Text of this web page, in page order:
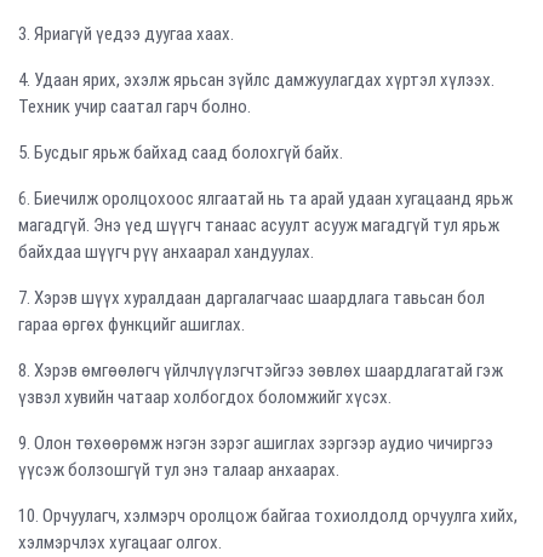
3. Яриагүй үедээ дуугаа хаах.
4. Удаан ярих, эхэлж ярьсан зүйлс дамжуулагдах хүртэл хүлээх.
Техник учир саатал гарч болно.
5. Бусдыг ярьж байхад саад болохгүй байх.
6. Биечилж оролцохоос ялгаатай нь та арай удаан хугацаанд ярьж
магадгүй. Энэ үед шүүгч танаас асуулт асууж магадгүй тул ярьж
байхдаа шүүгч рүү анхаарал хандуулах.
7. Хэрэв шүүх хуралдаан даргалагчаас шаардлага тавьсан бол
гараа өргөх функцийг ашиглах.
8. Хэрэв өмгөөлөгч үйлчлүүлэгчтэйгээ зөвлөх шаардлагатай гэж
үзвэл хувийн чатаар холбогдох боломжийг хүсэх.
9. Олон төхөөрөмж нэгэн зэрэг ашиглах зэргээр аудио чичиргээ
үүсэж болзошгүй тул энэ талаар анхаарах.
10. Орчуулагч, хэлмэрч оролцож байгаа тохиолдолд орчуулга хийх,
хэлмэрчлэх хугацааг олгох.